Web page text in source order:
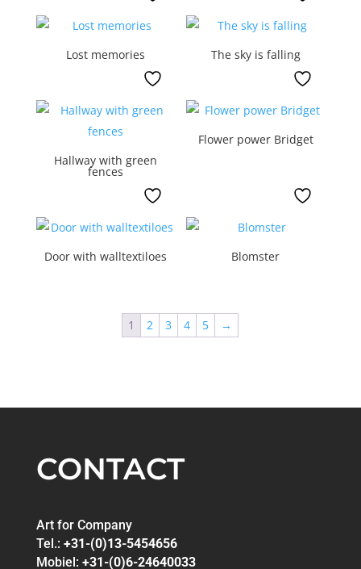
Lost memories The sky is falling
Hallway with green
fences
Flower power Bridget
Door with walltextiloes Blomster
1 2 3 4 5 →
CONTACT
Art for Company
Tel.: +31-(0)13-5454656
Mobiel: +31-(0)6-24640033